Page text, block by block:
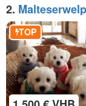
2.
zuckersüß
TOP